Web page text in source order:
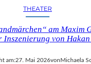
THEATER
am Maxim
von Hakan
am:27. Mai 2026vonMichaela